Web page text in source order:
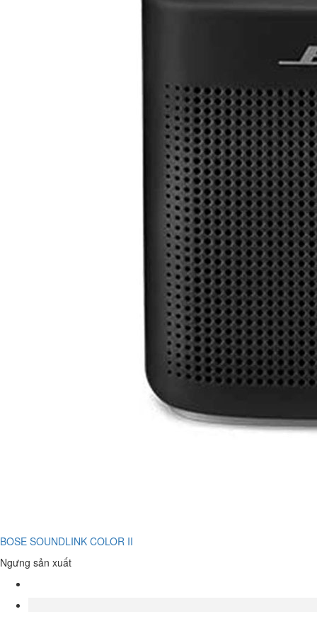
BOSE SOUNDLINK COLOR II
Ngưng sản xuất